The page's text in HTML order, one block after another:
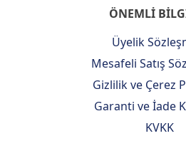
ÖNEMLİ
Üyelik
Mesafeli Satış
Gizlilik ve Çerez
Garanti ve İade
KVKK